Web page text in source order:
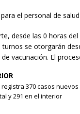
el personal de salud
desde las 0 horas
turnos se otorgarán
vacunación. El
370 casos
y 291 en el interior